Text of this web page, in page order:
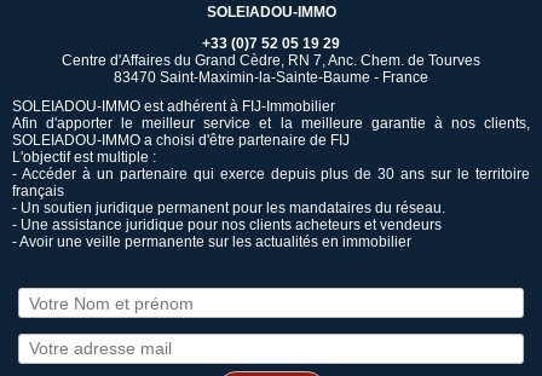
SOLEIADOU-IMMO
+33 (0)7 52 05 19 29
Centre d'Affaires du Grand Cèdre, RN 7, Anc. Chem. de Tourves
83470 Saint-Maximin-la-Sainte-Baume - France
SOLEIADOU-IMMO est adhérent à FIJ-Immobilier
Afin d'apporter le meilleur service et la meilleure garantie à nos clients,
SOLEIADOU-IMMO a choisi d'être partenaire de FIJ
L'objectif est multiple :
- Accéder à un partenaire qui exerce depuis plus de 30 ans sur le territoire
français
- Un soutien juridique permanent pour les mandataires du réseau.
- Une assistance juridique pour nos clients acheteurs et vendeurs
- Avoir une veille permanente sur les actualités en immobilier